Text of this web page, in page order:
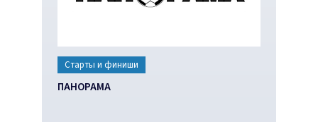
Старты и финиши
ПАНОРАМА